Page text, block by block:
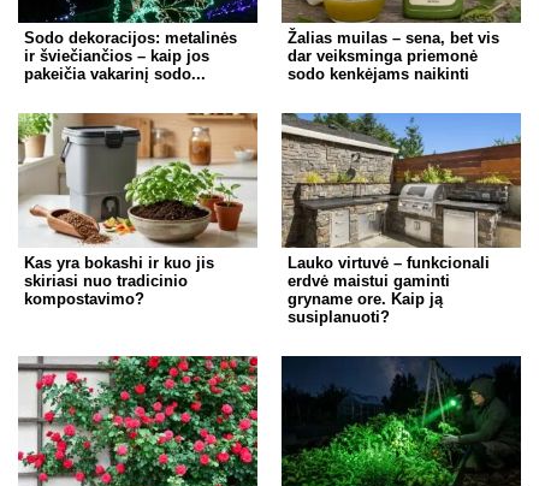
Sodo dekoracijos: metalinės
ir šviečiančios – kaip jos
pakeičia vakarinį sodo...
Žalias muilas – sena, bet vis
dar veiksminga priemonė
sodo kenkėjams naikinti
Kas yra bokashi ir kuo jis
skiriasi nuo tradicinio
kompostavimo?
Lauko virtuvė – funkcionali
erdvė maistui gaminti
gryname ore. Kaip ją
susiplanuoti?